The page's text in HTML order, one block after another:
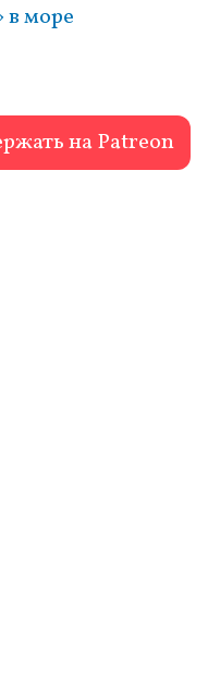
море
на Patreon